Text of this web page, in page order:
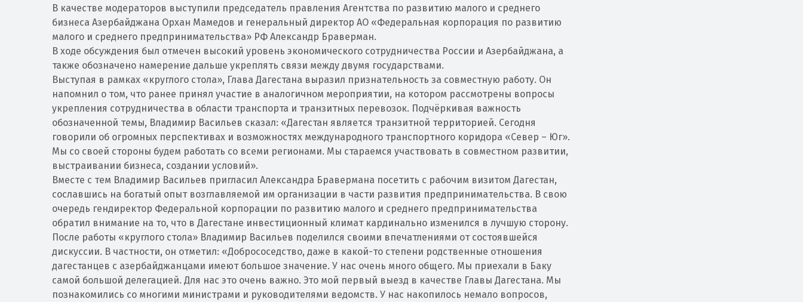
В качестве модераторов выступили председатель правления Агентства по развитию малого и среднего
бизнеса Азербайджана Орхан Мамедов и генеральный директор АО «Федеральная корпорация по развитию
малого и среднего предпринимательства» РФ Александр Браверман.
В ходе обсуждения был отмечен высокий уровень экономического сотрудничества России и Азербайджана, а
также обозначено намерение дальше укреплять связи между двумя государствами.
Выступая в рамках «круглого стола», Глава Дагестана выразил признательность за совместную работу. Он
напомнил о том, что ранее принял участие в аналогичном мероприятии, на котором рассмотрены вопросы
укрепления сотрудничества в области транспорта и транзитных перевозок. Подчёркивая важность
обозначенной темы, Владимир Васильев сказал: «Дагестан является транзитной территорией. Сегодня
говорили об огромных перспективах и возможностях международного транспортного коридора «Север – Юг».
Мы со своей стороны будем работать со всеми регионами. Мы стараемся участвовать в совместном развитии,
выстраивании бизнеса, создании условий».
Вместе с тем Владимир Васильев пригласил Александра Бравермана посетить с рабочим визитом Дагестан,
сославшись на богатый опыт возглавляемой им организации в части развития предпринимательства. В свою
очередь гендиректор Федеральной корпорации по развитию малого и среднего предпринимательства
обратил внимание на то, что в Дагестане инвестиционный климат кардинально изменился в лучшую сторону.
После работы «круглого стола» Владимир Васильев поделился своими впечатлениями от состоявшейся
дискуссии. В частности, он отметил: «Добрососедство, даже в какой-то степени родственные отношения
дагестанцев с азербайджанцами имеют большое значение. У нас очень много общего. Мы приехали в Баку
самой большой делегацией. Для нас это очень важно. Это мой первый выезд в качестве Главы Дагестана. Мы
познакомились со многими министрами и руководителями ведомств. У нас накопилось немало вопросов,